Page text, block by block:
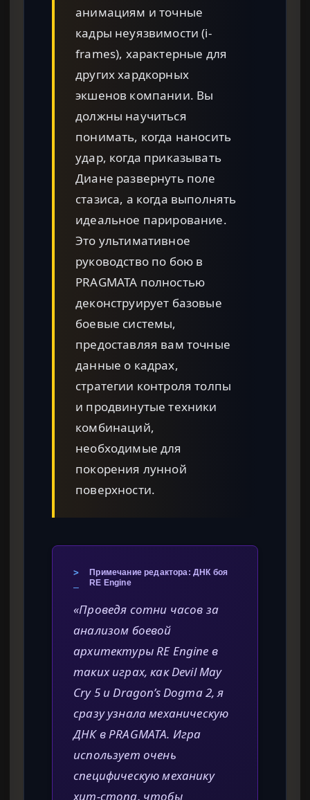
анимациям и точные
кадры неуязвимости (i-
frames), характерные для
других хардкорных
экшенов компании. Вы
должны научиться
понимать, когда наносить
удар, когда приказывать
Диане развернуть поле
стазиса, а когда выполнять
идеальное парирование.
Это ультимативное
руководство по бою в
PRAGMATA полностью
деконструирует базовые
боевые системы,
предоставляя вам точные
данные о кадрах,
стратегии контроля толпы
и продвинутые техники
комбинаций,
необходимые для
покорения лунной
поверхности.
>
Примечание редактора: ДНК боя
RE Engine
«Проведя сотни часов за
анализом боевой
архитектуры RE Engine в
таких играх, как Devil May
Cry 5 и Dragon’s Dogma 2, я
сразу узнала механическую
ДНК в PRAGMATA. Игра
использует очень
специфическую механику
хит-стопа, чтобы